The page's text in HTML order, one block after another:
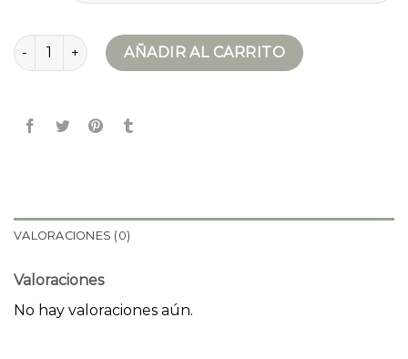
chaqueta tweed cantidadAÑADIR AL CARRITO
VALORACIONES (0)
Valoraciones
No hay valoraciones aún.